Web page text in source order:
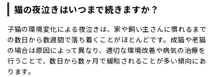
猫の夜泣きはいつまで続きますか？
子猫の環境変化による夜泣きは、家や飼い主さんに慣れるまで
の数日から数週間で落ち着くことがほとんどです。成猫や老猫
の場合は原因によって異なり、適切な環境改善や病気の治療を
行うことで、数日から数ヶ月で緩和されることが多い傾向にあ
ります。